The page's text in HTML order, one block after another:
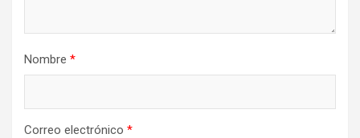
Nombre *
Correo electrónico *